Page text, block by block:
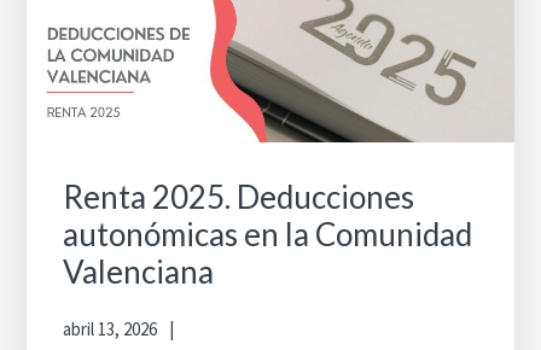
Renta 2025. Deducciones
autonómicas en la Comunidad
Valenciana
abril 13, 2026